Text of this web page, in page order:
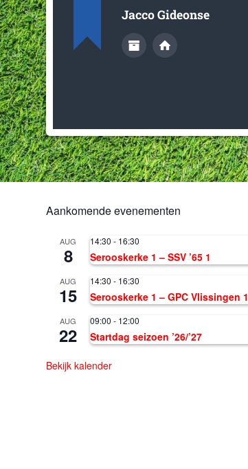
Jacco Gideonse
Aankomende evenementen
AUG
8
14:30 - 16:30
Serooskerke 1 – SSV ’65 1
AUG
15
14:30 - 16:30
Serooskerke 1 – GPC Vlissingen 1
AUG
22
09:00 - 12:00
Startdag seizoen ’26/’27
Bekijk kalender